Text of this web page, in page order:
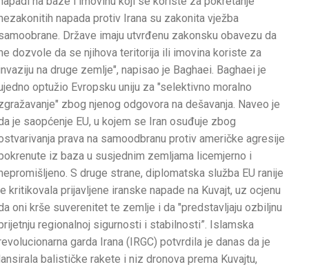
napada protiv Irana su zakonita vježba
Države imaju utvrđenu zakonsku obavezu da
dozvole da se njihova teritorija ili imovina koriste za
na druge zemlje", napisao je Baghaei. Baghaei je
optužio Evropsku uniju za "selektivno moralno
zbog njenog odgovora na dešavanja. Naveo je
je saopćenje EU, u kojem se Iran osuđuje zbog
prava na samoodbranu protiv američke agresije
iz baza u susjednim zemljama licemjerno i
S druge strane, diplomatska služba EU ranije
kritikovala prijavljene iranske napade na Kuvajt, uz ocjenu
oni krše suverenitet te zemlje i da "predstavljaju ozbiljnu
regionalnoj sigurnosti i stabilnosti”. Islamska
garda Irana (IRGC) potvrdila je danas da je
balističke rakete i niz dronova prema Kuvajtu,